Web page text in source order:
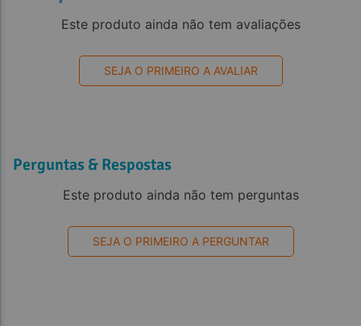
Este produto ainda não tem avaliações
SEJA O PRIMEIRO A AVALIAR
Perguntas & Respostas
Este produto ainda não tem perguntas
SEJA O PRIMEIRO A PERGUNTAR